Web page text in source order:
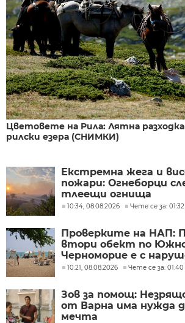
Цветовете на Рила: Лятна
рилски езера (СНИМКИ)
Екстремна жега и
пожари: Огнеборци
тлеещи огнища
10:34, 08.08.2026 Чете се за:
Проверките на НАП:
втори обект по
Черноморие е с
10:21, 08.08.2026 Чете се за:
Зов за помощ:
от Варна има нужда
мечта